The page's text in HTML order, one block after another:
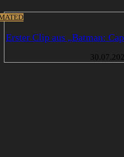
Erster Clip aus „Batman: